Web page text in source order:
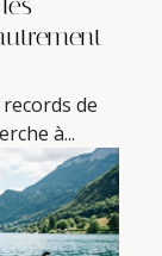
de
à...